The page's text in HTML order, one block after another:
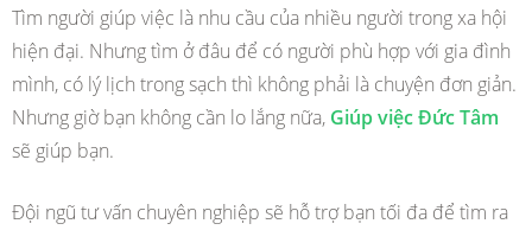
Tìm người giúp việc là nhu cầu của nhiều người trong xa hội
hiện đại. Nhưng tìm ở đâu để có người phù hợp với gia đình
mình, có lý lịch trong sạch thì không phải là chuyện đơn giản.
Nhưng giờ bạn không cần lo lắng nữa, Giúp việc Đức Tâm
sẽ giúp bạn.
Đội ngũ tư vấn chuyên nghiệp sẽ hỗ trợ bạn tối đa để tìm ra